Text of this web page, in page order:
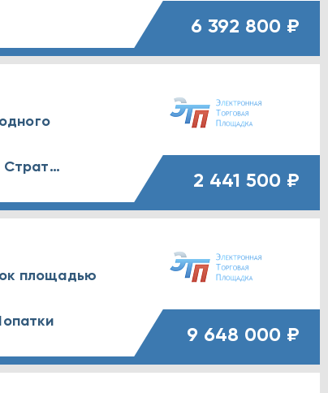
6 392 800 ₽
Воронежская обл., г. Воронеж, Героев Стратосферы улица, д. 18
2 441 500 ₽
площадью
9 648 000 ₽